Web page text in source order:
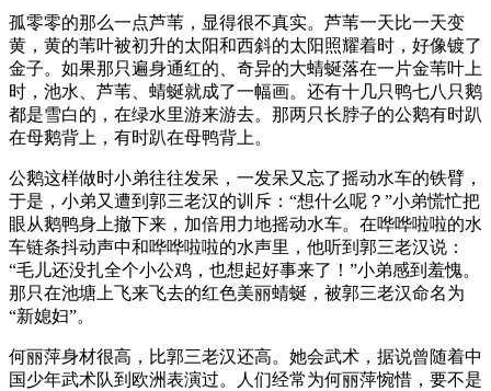
孤零零的那么一点芦苇，显得很不真实。芦苇一天比一天变
黄，黄的苇叶被初升的太阳和西斜的太阳照耀着时，好像镀了
金子。如果那只遍身通红的、奇异的大蜻蜒落在一片金苇叶上
时，池水、芦苇、蜻蜒就成了一幅画。还有十几只鸭七八只鹅
都是雪白的，在绿水里游来游去。那两只长脖子的公鹅有时趴
在母鹅背上，有时趴在母鸭背上。
公鹅这样做时小弟往往发呆，一发呆又忘了摇动水车的铁臂，
于是，小弟又遭到郭三老汉的训斥：“想什么呢？”小弟慌忙把
眼从鹅鸭身上撤下来，加倍用力地摇动水车。在哗哗啦啦的水
车链条抖动声中和哗哗啦啦的水声里，他听到郭三老汉说：
“毛儿还没扎全个小公鸡，也想起好事来了！”小弟感到羞愧。
那只在池塘上飞来飞去的红色美丽蜻蜒，被郭三老汉命名为
“新媳妇”。
何丽萍身材很高，比郭三老汉还高。她会武术，据说曾随着中
国少年武术队到欧洲表演过。人们经常为何丽萍惋惜，要不是